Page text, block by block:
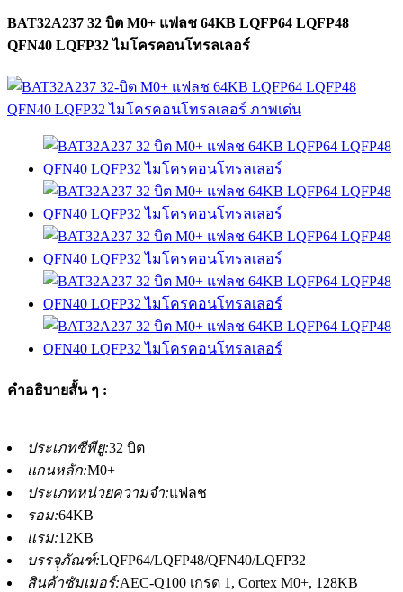
BAT32A237 32 บิต M0+ แฟลช 64KB LQFP64 LQFP48
QFN40 LQFP32 ไมโครคอนโทรลเลอร์
คำอธิบายสั้น ๆ :
ประเภทซีพียู:32 บิต
แกนหลัก:M0+
ประเภทหน่วยความจำ:แฟลช
รอม:64KB
แรม:12KB
บรรจุุภัณฑ์:LQFP64/LQFP48/QFN40/LQFP32
สินค้าซัมเมอร์:AEC-Q100 เกรด 1, Cortex M0+, 128KB